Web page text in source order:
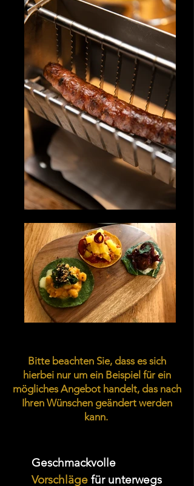
Bitte beachten Sie, dass es sich
hierbei nur um ein Beispiel für ein
mögliches Angebot handelt, das nach
Ihren Wünschen geändert werden
kann.
Geschmackvolle
Vorschläge für unterwegs